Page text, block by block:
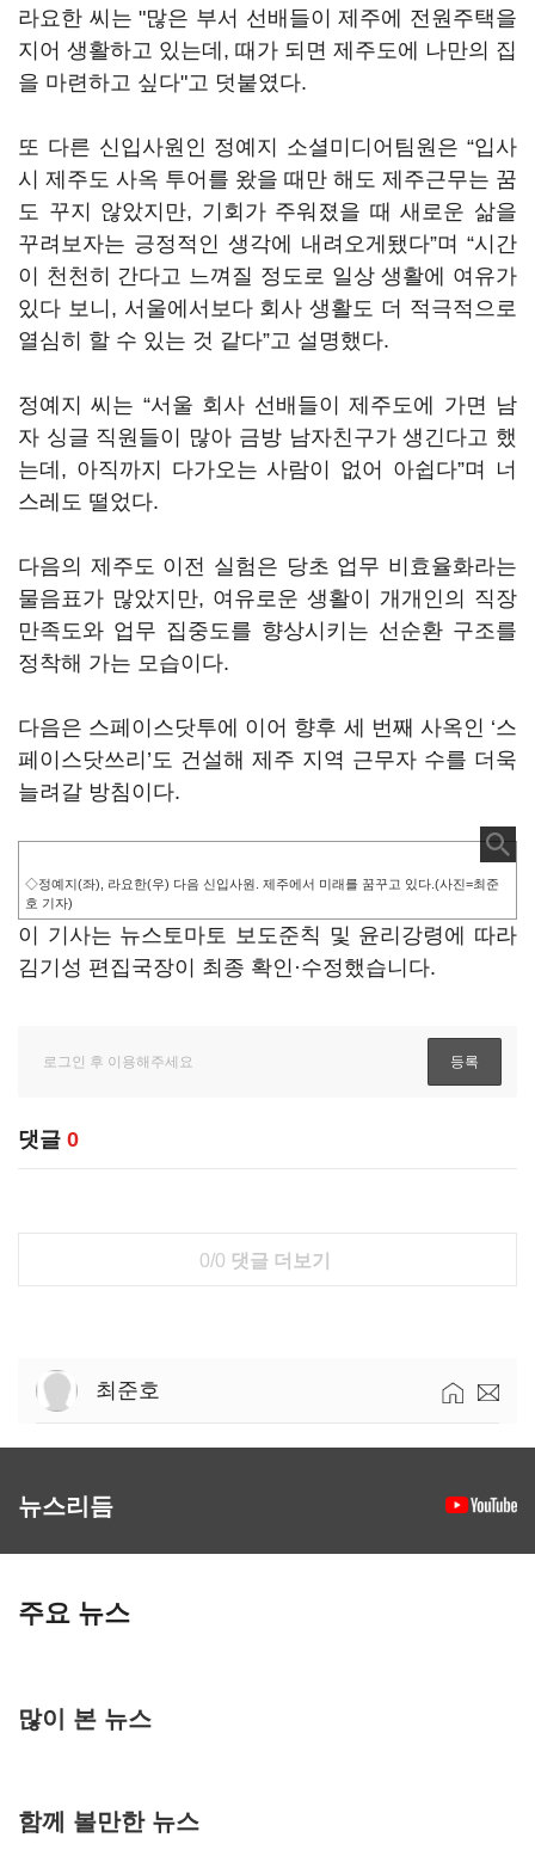
라요한 씨는 "많은 부서 선배들이 제주에 전원주택을
지어 생활하고 있는데, 때가 되면 제주도에 나만의 집
을 마련하고 싶다"고 덧붙였다.
또 다른 신입사원인 정예지 소셜미디어팀원은 “입사
시 제주도 사옥 투어를 왔을 때만 해도 제주근무는 꿈
도 꾸지 않았지만, 기회가 주워졌을 때 새로운 삶을
꾸려보자는 긍정적인 생각에 내려오게됐다”며 “시간
이 천천히 간다고 느껴질 정도로 일상 생활에 여유가
있다 보니, 서울에서보다 회사 생활도 더 적극적으로
열심히 할 수 있는 것 같다”고 설명했다.
정예지 씨는 “서울 회사 선배들이 제주도에 가면 남
자 싱글 직원들이 많아 금방 남자친구가 생긴다고 했
는데, 아직까지 다가오는 사람이 없어 아쉽다”며 너
스레도 떨었다.
다음의 제주도 이전 실험은 당초 업무 비효율화라는
물음표가 많았지만, 여유로운 생활이 개개인의 직장
만족도와 업무 집중도를 향상시키는 선순환 구조를
정착해 가는 모습이다.
다음은 스페이스닷투에 이어 향후 세 번째 사옥인 ‘스
페이스닷쓰리’도 건설해 제주 지역 근무자 수를 더욱
늘려갈 방침이다.
◇정예지(좌), 라요한(우) 다음 신입사원. 제주에서 미래를 꿈꾸고 있다.(사진=최준
호 기자)
이 기사는 뉴스토마토 보도준칙 및 윤리강령에 따라
김기성 편집국장이 최종 확인·수정했습니다.
댓글 0
0/0 댓글 더보기
최준호
뉴스리듬
주요 뉴스
많이 본 뉴스
함께 볼만한 뉴스